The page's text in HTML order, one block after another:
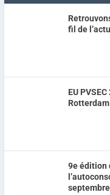
fil de
EU
Rotterdam
9e édition